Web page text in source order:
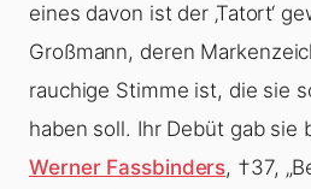
eines davon ist der ‚Tatort‘
Großmann, deren
rauchige Stimme ist, die sie
haben soll. Ihr Debüt gab sie
Werner Fassbinders, †37,